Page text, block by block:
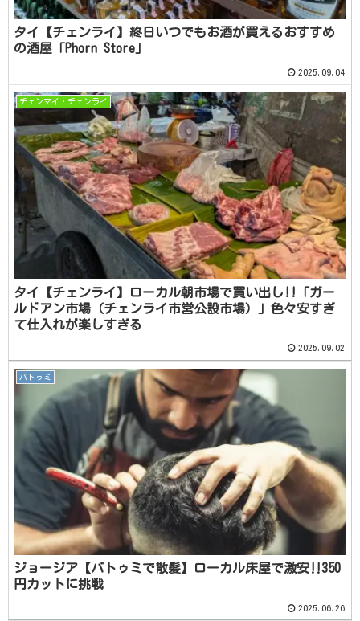
タイ【チェンライ】終日いつでもお酒が買えるおすすめ
の酒屋「Phorn Store」
2025.09.04
チェンマイ・チェンライ
タイ【チェンライ】ローカル朝市場で買い出し!!「ガー
ルドアン市場（チェンライ市営公設市場）」色々安すぎ
て仕入れが楽しすぎる
2025.09.02
バトゥミ
ジョージア【バトゥミで散髪】ローカル床屋で激安‼️350
円カットに挑戦
2025.06.26